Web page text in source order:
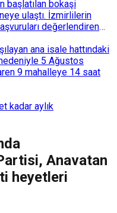
başlatılan bokaşi
ulaştı. İzmirlilerin
değerlendiren
farklı ilçelerde toplam
İzmirlileri
dahil etti.
ana isale hattındaki
5 Ağustos
9 mahalleye 14 saat
kadar aylık
Anavatan
heyetleri